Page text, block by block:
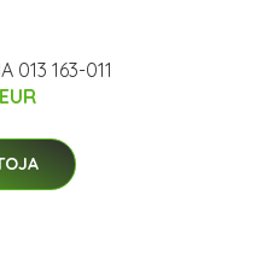
013 163-011